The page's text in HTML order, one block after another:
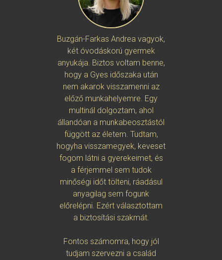
Buzgán-Farkas Andrea vagyok,
két óvodáskorú gyermek
anyukája. Biztos voltam benne,
hogy a Gyes időszaka után
nem akarok visszamenni az
előző munkahelyemre. Egy
multinál dolgoztam, ahol
állandóan a munkabeosztástól
függött az életem. Tudtam,
hogyha visszamegyek, keveset
fogom látni a gyerekeimet, és
a férjemmel sem tudok
minőségi időt tölteni, ráadásul
anyagilag sem fogunk
előrelépni. Ezért választottam
a biztosítási szakmát.
Fontos számomra, hogy jól
tudjam szervezni a család